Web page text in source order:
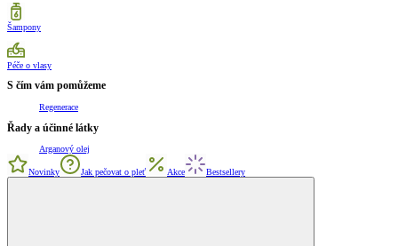
Šampony
Péče o vlasy
S čím vám pomůžeme
Regenerace
Řady a účinné látky
Arganový olej
Novinky Jak pečovat o pleť Akce Bestsellery